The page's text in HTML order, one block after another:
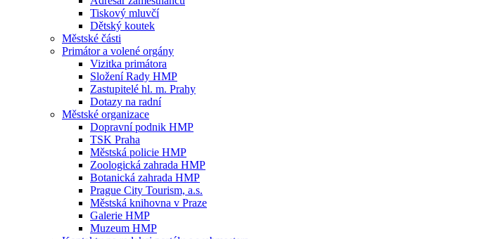
Tiskový mluvčí
Dětský koutek
Městské části
Primátor a volené orgány
Vizitka primátora
Složení Rady HMP
Zastupitelé hl. m. Prahy
Dotazy na radní
Městské organizace
Dopravní podnik HMP
TSK Praha
Městská policie HMP
Zoologická zahrada HMP
Botanická zahrada HMP
Prague City Tourism, a.s.
Městská knihovna v Praze
Galerie HMP
Muzeum HMP